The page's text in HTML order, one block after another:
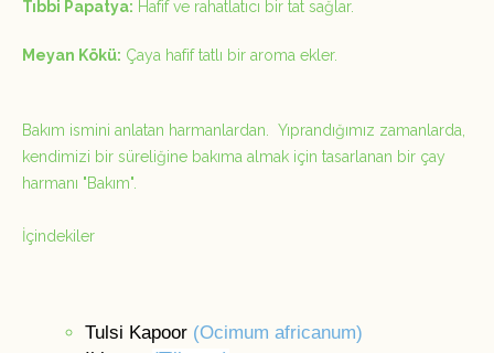
Tıbbi Papatya: Hafif ve rahatlatıcı bir tat sağlar.
Meyan Kökü: Çaya hafif tatlı bir aroma ekler.
Bakım ismini anlatan harmanlardan. Yıprandığımız zamanlarda,
kendimizi bir süreliğine bakıma almak için tasarlanan bir çay
harmanı "Bakım".
İçindekiler
Tulsi Kapoor (Ocimum africanum)